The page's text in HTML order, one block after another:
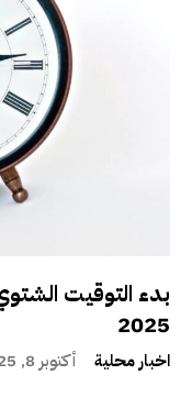
2025
اخبار محلية أكتوبر 8, 2025